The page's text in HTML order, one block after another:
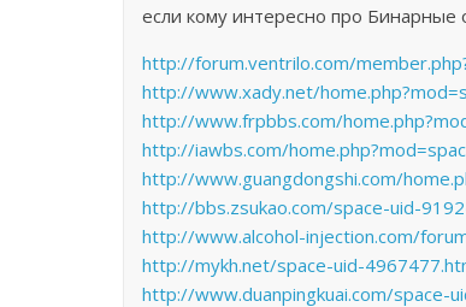
если кому интересно про Бинарные
http://forum.ventrilo.com/
http://www.xady.net/
http://www.frpbbs.com/
http://iawbs.com/
http://www.guangdongshi.com/
http://bbs.zsukao.com/space-uid-
http://www.alcohol-injection.com/
http://mykh.net/space-uid-
http://www.duanpingkuai.com/space-